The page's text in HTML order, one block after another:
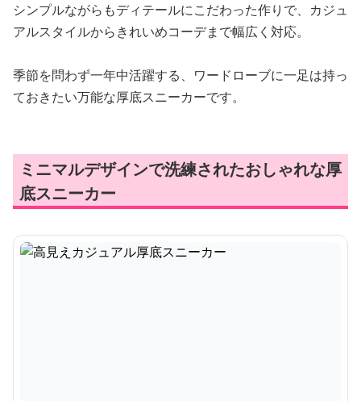
シンプルながらもディテールにこだわった作りで、カジュ
アルスタイルからきれいめコーデまで幅広く対応。
季節を問わず一年中活躍する、ワードローブに一足は持っ
ておきたい万能な厚底スニーカーです。
ミニマルデザインで洗練されたおしゃれな厚
底スニーカー